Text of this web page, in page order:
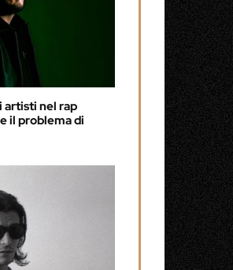
artisti nel rap
il problema di